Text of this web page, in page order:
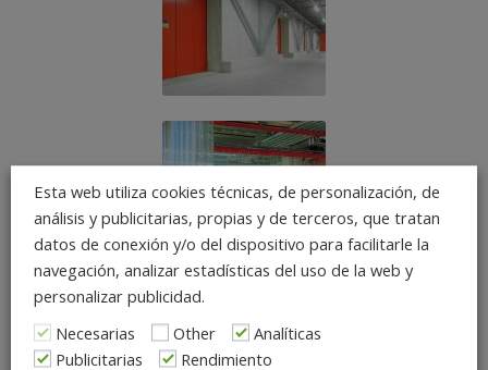
Esta web utiliza cookies técnicas, de personalización, de
análisis y publicitarias, propias y de terceros, que tratan
datos de conexión y/o del dispositivo para facilitarle la
navegación, analizar estadísticas del uso de la web y
personalizar publicidad.
Necesarias
Other
Analíticas
Publicitarias
Rendimiento